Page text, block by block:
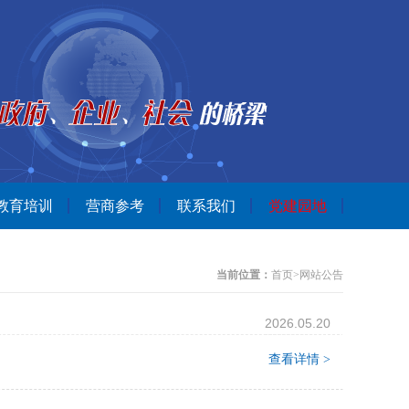
育培训 营商参考 联系我们 党建园地
当前位置： 首页> 网站公告
2026.05.20
查看详情 >